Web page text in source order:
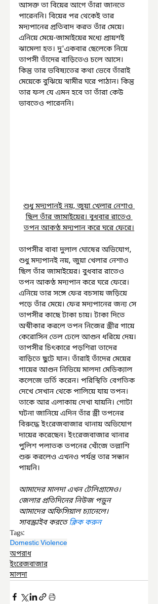
আসক্ত তা বিয়ের আগে তাঁরা জানতে
পারেননি। বিয়ের পর থেকেই তার
মদ্যপানের প্রতিবাদ করত তাঁর মেয়ে।
এনিয়ে মেয়ে-জামাইয়ের মধ্যে প্রায়শই
ঝামেলা হত। দু'একবার ছেলেকে নিয়ে
তাপসী তাঁদের বাড়িতেও চলে আসে।
কিন্তু তার ভবিষ্যতের কথা ভেবে তাঁরাই
মেয়েকে বুঝিয়ে স্বামীর ঘরে পাঠান। কিন্তু
তার ফল যে এমন হবে তা তাঁরা কেউ
ভাবতেও পারেননি।
শুধু মদ্যপানই নয়, জুয়া খেলার নেশাও
ছিল তাঁর জামাইয়ের। বুধবার রাতেও
তপন আকণ্ঠ মদ্যপান করে ঘরে ফেরে।
তাপসীর বাবা দুলাল ঘোষের অভিযোগ,
শুধু মদ্যপানই নয়, জুয়া খেলার নেশাও
ছিল তাঁর জামাইয়ের। বুধবার রাতেও
তপন আকণ্ঠ মদ্যপান করে ঘরে ফেরে।
এনিয়ে তার সঙ্গে ফের বচসায় জড়িয়ে
পড়ে তাঁর মেয়ে। ফের মদ্যপানের জন্য সে
তাপসীর কাছে টাকা চায়। টাকা দিতে
অস্বীকার করলে তপন নিজের স্ত্রীর গায়ে
কেরোসিন তেল ঢেলে আগুন ধরিয়ে দেয়।
তাপসীর চিৎকারে পড়শিরা তাদের
বাড়িতে ছুটে যান। তাঁরাই তাঁদের মেয়ের
গায়ের আগুন নিভিয়ে মালদা মেডিক্যাল
কলেজে ভর্তি করেন। পরিস্থিতি বেগতিক
দেখে সেখান থেকে পালিয়ে যায় তপন।
তাকে আর এলাকায় দেখা যায়নি। গোটা
ঘটনা জানিয়ে এদিন তাঁর স্ত্রী তপনের
বিরুদ্ধে ইংরেজবাজার থানায় অভিযোগ
দায়ের করেছেন। ইংরেজবাজার থানার
পুলিশ পলাতক তপনের খোঁজে তল্লাশি
শুরু করলেও এখনও পর্যন্ত তার সন্ধান
পায়নি।
আমাদের মালদা এখন টেলিগ্রামেও।
জেলার প্রতিদিনের নিউজ পড়ুন
আমাদের অফিসিয়াল চ্যানেলে।
সাবস্ক্রাইব করতে ক্লিক করুন
Tags:
Domestic Violence
অপরাধ
ইংরেজবাজার
মালদা